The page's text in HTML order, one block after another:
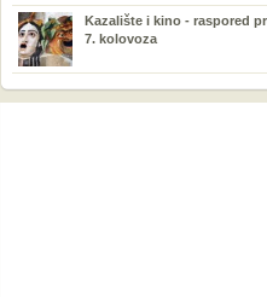
Kazalište i kino - raspored
7. kolovoza